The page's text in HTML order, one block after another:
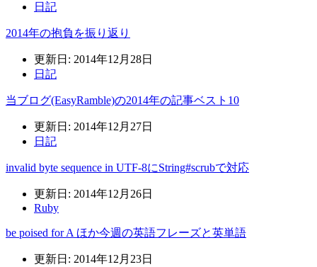
日記
2014年の抱負を振り返り
更新日: 2014年12月28日
日記
当ブログ(EasyRamble)の2014年の記事ベスト10
更新日: 2014年12月27日
日記
invalid byte sequence in UTF-8にString#scrubで対応
更新日: 2014年12月26日
Ruby
be poised for A ほか今週の英語フレーズと英単語
更新日: 2014年12月23日